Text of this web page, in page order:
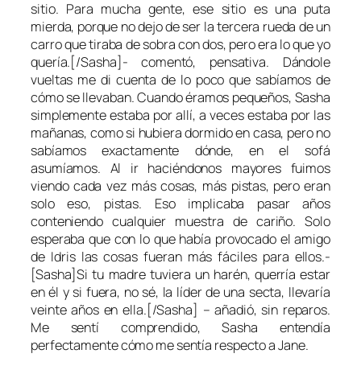
sitio. Para mucha gente, ese sitio es una puta
mierda, porque no dejo de ser la tercera rueda de un
carro que tiraba de sobra con dos, pero era lo que yo
quería.[/Sasha]- comentó, pensativa. Dándole
vueltas me di cuenta de lo poco que sabíamos de
cómo se llevaban. Cuando éramos pequeños, Sasha
simplemente estaba por allí, a veces estaba por las
mañanas, como si hubiera dormido en casa, pero no
sabíamos exactamente dónde, en el sofá
asumíamos. Al ir haciéndonos mayores fuimos
viendo cada vez más cosas, más pistas, pero eran
solo eso, pistas. Eso implicaba pasar años
conteniendo cualquier muestra de cariño. Solo
esperaba que con lo que había provocado el amigo
de Idrislas cosas fueran más fáciles para ellos.-
[Sasha]Si tu madre tuviera un harén, querría estar
en él y si fuera, no sé, la líder de una secta, llevaría
veinte años en ella.[/Sasha] – añadió, sin reparos.
Me sentí comprendido,Sasha entendía
perfectamente cómo me sentía respecto aJane.